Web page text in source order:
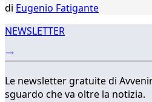
di Eugenio Fatigante
NEWSLETTER
Le newsletter gratuite di
sguardo che va oltre la notizia.